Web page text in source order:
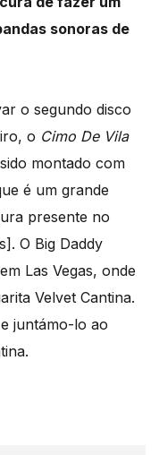
sonoras de
o segundo disco
o Cimo De Vila
montado com
é um grande
presente no
O Big Daddy
Las Vegas, onde
Velvet Cantina.
juntámo-lo ao